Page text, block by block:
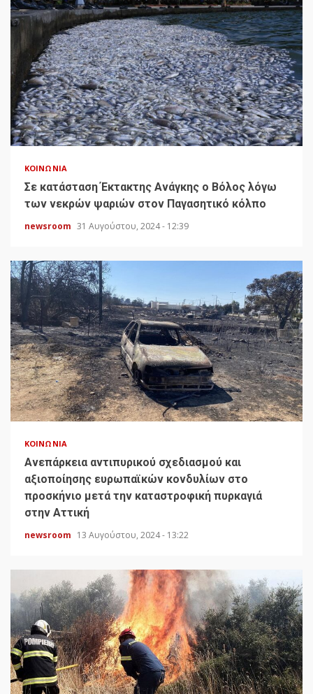
ΚΟΙΝΩΝΊΑ
Σε κατάσταση Έκτακτης Ανάγκης ο Βόλος λόγω
των νεκρών ψαριών στον Παγασητικό κόλπο
newsroom 31 Αυγούστου, 2024 - 12:39
ΚΟΙΝΩΝΊΑ
Ανεπάρκεια αντιπυρικού σχεδιασμού και
αξιοποίησης ευρωπαϊκών κονδυλίων στο
προσκήνιο μετά την καταστροφική πυρκαγιά
στην Αττική
newsroom 13 Αυγούστου, 2024 - 13:22